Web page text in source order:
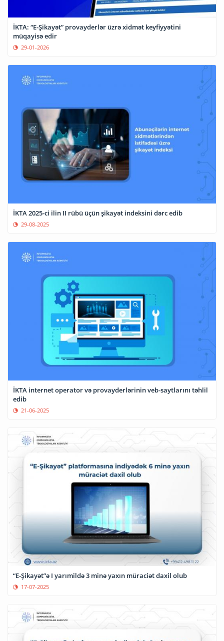
İKTA: “E-Şikayət” provayderlər üzrə xidmət keyfiyyətini
müqayisə edir
29-01-2026
İKTA 2025-ci ilin II rübü üçün şikayət indeksini dərc edib
29-08-2025
İKTA internet operator və provayderlərinin veb-saytlarını təhlil
edib
21-06-2025
“E-Şikayət”ə I yarımildə 3 minə yaxın müraciət daxil olub
17-07-2025